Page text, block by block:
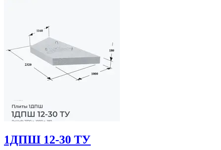
1ДПШ 12-30 ТУ